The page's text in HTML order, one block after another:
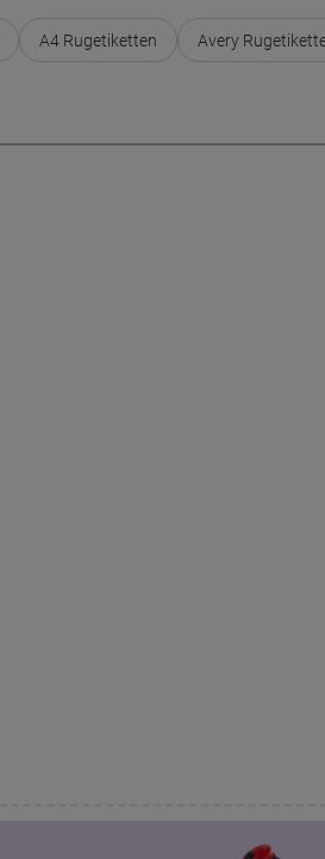
A4 Rugetiketten Avery